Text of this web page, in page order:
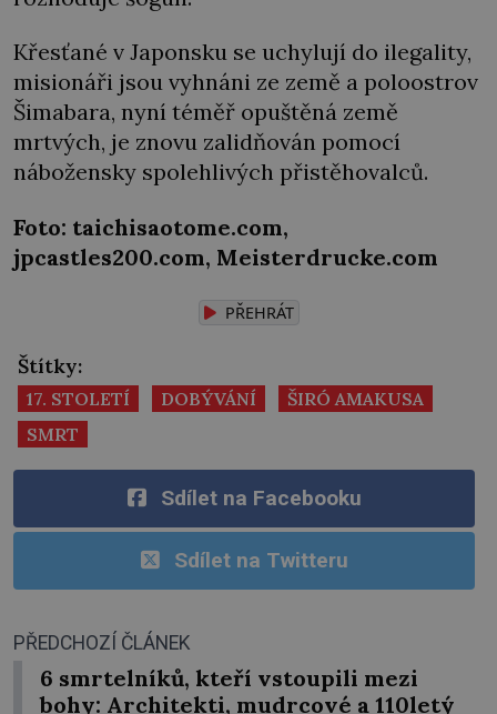
Křesťané v Japonsku se uchylují do ilegality,
misionáři jsou vyhnáni ze země a poloostrov
Šimabara, nyní téměř opuštěná země
mrtvých, je znovu zalidňován pomocí
nábožensky spolehlivých přistěhovalců.
Foto: taichisaotome.com,
jpcastles200.com, Meisterdrucke.com
PŘEHRÁT
Štítky:
17. STOLETÍ DOBÝVÁNÍ
ŠIRÓ AMAKUSA
SMRT
Sdílet na Facebooku
Sdílet na Twitteru
PŘEDCHOZÍ ČLÁNEK
6 smrtelníků, kteří vstoupili mezi
bohy: Architekti, mudrcové a 110letý